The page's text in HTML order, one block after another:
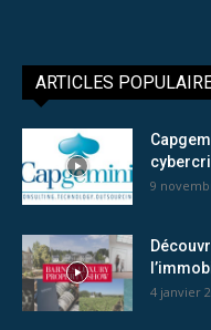
ARTICLES
9
4 janvier